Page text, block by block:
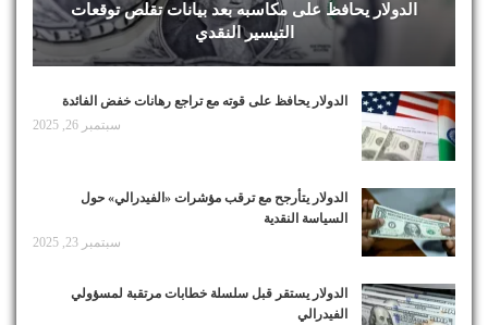
الدولار يحافظ على مكاسبه بعد بيانات تقلص توقعات
التيسير النقدي
الدولار يحافظ على قوته مع تراجع رهانات خفض الفائدة
سبتمبر 26, 2025
الدولار يتأرجح مع ترقب مؤشرات «الفيدرالي» حول
السياسة النقدية
سبتمبر 23, 2025
الدولار يستقر قبل سلسلة خطابات مرتقبة لمسؤولي
الفيدرالي